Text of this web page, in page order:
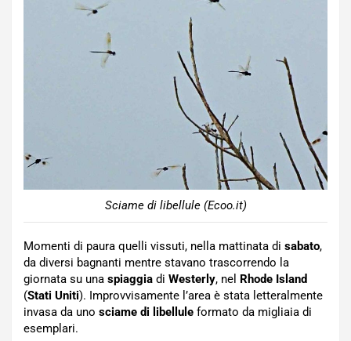
Sciame di libellule (Ecoo.it)
Momenti di paura quelli vissuti, nella mattinata di sabato,
da diversi bagnanti mentre stavano trascorrendo la
giornata su una spiaggia di Westerly, nel Rhode Island
(Stati Uniti). Improvvisamente l’area è stata letteralmente
invasa da uno sciame di libellule formato da migliaia di
esemplari.